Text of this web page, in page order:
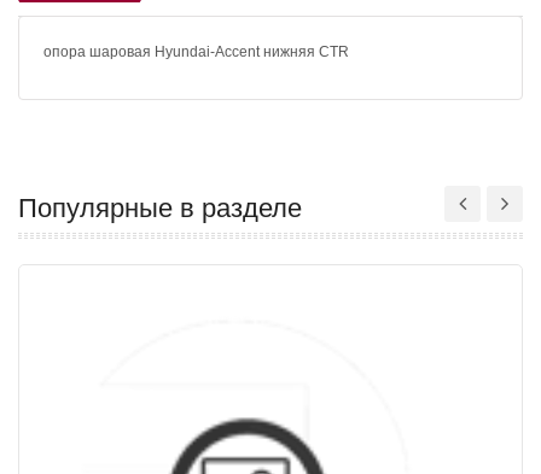
опора шаровая Hyundai-Accent нижняя CTR
Популярные в разделе